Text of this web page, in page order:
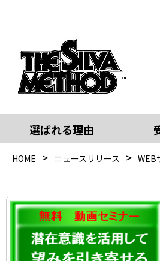
選ばれる理由
HOME ニュースリリース WEB